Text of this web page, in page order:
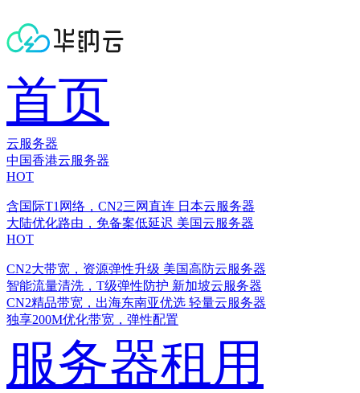
首页
云服务器
中国香港云服务器
HOT
含国际T1网络，CN2三网直连 日本云服务器
大陆优化路由，免备案低延迟 美国云服务器
HOT
CN2大带宽，资源弹性升级 美国高防云服务器
智能流量清洗，T级弹性防护 新加坡云服务器
CN2精品带宽，出海东南亚优选 轻量云服务器
独享200M优化带宽，弹性配置
服务器租用